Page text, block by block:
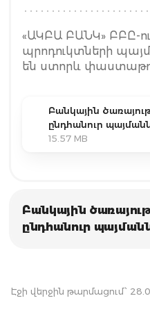
«ԱԿԲԱ ԲԱՆԿ» ԲԲԸ-
պրոդուկտների
են ստորև
Բանկային
ընդհանուր
15.57 MB
Բանկային
ընդհանուր
Էջի վերջին թարմացում՝